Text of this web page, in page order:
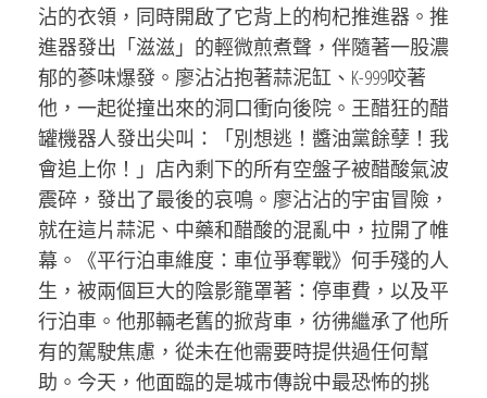
沾的衣領，同時開啟了它背上的枸杞推進器。推
進器發出「滋滋」的輕微煎煮聲，伴隨著一股濃
郁的蔘味爆發。廖沾沾抱著蒜泥缸、K-999咬著
他，一起從撞出來的洞口衝向後院。王醋狂的醋
罐機器人發出尖叫：「別想逃！醬油黨餘孽！我
會追上你！」店內剩下的所有空盤子被醋酸氣波
震碎，發出了最後的哀鳴。廖沾沾的宇宙冒險，
就在這片蒜泥、中藥和醋酸的混亂中，拉開了帷
幕。《平行泊車維度：車位爭奪戰》何手殘的人
生，被兩個巨大的陰影籠罩著：停車費，以及平
行泊車。他那輛老舊的掀背車，彷彿繼承了他所
有的駕駛焦慮，從未在他需要時提供過任何幫
助。今天，他面臨的是城市傳說中最恐怖的挑